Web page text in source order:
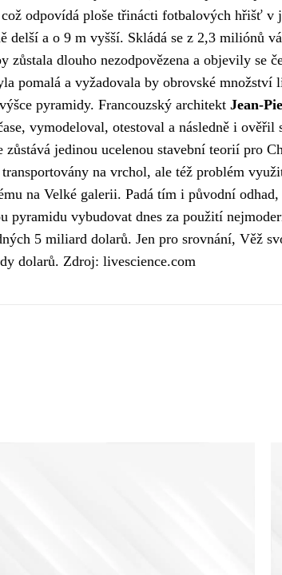
odpovídá ploše třinácti fotbalových hřišť
delší a o 9 m vyšší. Skládá se z 2,3 miliónů
dlouho nezodpovězena a objevily se
pomalá a vyžadovala by obrovské
pyramidy. Francouzský architekt Jean-
vymodeloval, otestoval a následně i
jedinou ucelenou stavební teorií pro
na vrchol, ale též problém
na Velké galerii. Padá tím i původní
vybudovat dnes za použití
5 miliard dolarů. Jen pro srovnání, Věž
dolarů. Zdroj: livescience.com